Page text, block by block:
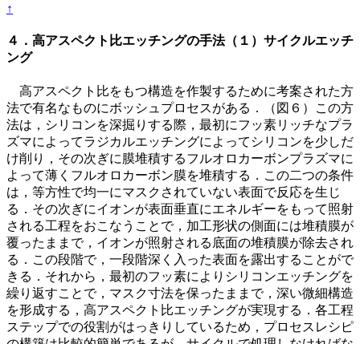
↑
４．高アスペクト比エッチングの手法（１）サイクルエッチ
ング
高アスペクト比をもつ構造を作製するために考案された方
法で有名なものにボッシュプロセスがある．（図６）この方
法は，シリコンを深掘りする際，最初にフッ素リッチなプラ
ズマによってラジカルエッチングによってシリコンを少しだ
け削り，その次ぎに膜堆積するフルオロカーボンプラズマに
よって薄くフルオロカーボン膜を堆積する．この二つの条件
は，等方性で均一にマスクされていない表面で反応を生じ
る．その次ぎにイオンが表面垂直にエネルギーをもって照射
される工程をおこなうことで，加工形状の側面には堆積膜が
覆ったままで，イオンが照射される底面の堆積膜が除去され
る．この段階で，一段階深く入った表面を露出することがで
きる．それから，最初のフッ素によりシリコンエッチングを
繰り返すことで，マスク寸法を保ったままで，深い微細構造
を形成する，高アスペクト比エッチングが実現する．各工程
ステップでの役割がはっきりしているため，プロセスレシピ